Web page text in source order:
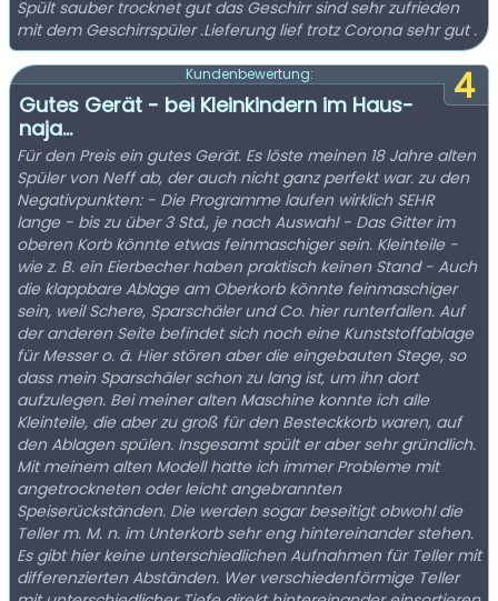
Spült sauber trocknet gut das Geschirr sind sehr zufrieden
mit dem Geschirrspüler .Lieferung lief trotz Corona sehr gut .
4
Kundenbewertung:
Gutes Gerät - bei Kleinkindern im Haus-
naja...
Für den Preis ein gutes Gerät. Es löste meinen 18 Jahre alten
Spüler von Neff ab, der auch nicht ganz perfekt war. zu den
Negativpunkten: - Die Programme laufen wirklich SEHR
lange - bis zu über 3 Std., je nach Auswahl - Das Gitter im
oberen Korb könnte etwas feinmaschiger sein. Kleinteile -
wie z. B. ein Eierbecher haben praktisch keinen Stand - Auch
die klappbare Ablage am Oberkorb könnte feinmaschiger
sein, weil Schere, Sparschäler und Co. hier runterfallen. Auf
der anderen Seite befindet sich noch eine Kunststoffablage
für Messer o. ä. Hier stören aber die eingebauten Stege, so
dass mein Sparschäler schon zu lang ist, um ihn dort
aufzulegen. Bei meiner alten Maschine konnte ich alle
Kleinteile, die aber zu groß für den Besteckkorb waren, auf
den Ablagen spülen. Insgesamt spült er aber sehr gründlich.
Mit meinem alten Modell hatte ich immer Probleme mit
angetrockneten oder leicht angebrannten
Speiserückständen. Die werden sogar beseitigt obwohl die
Teller m. M. n. im Unterkorb sehr eng hintereinander stehen.
Es gibt hier keine unterschiedlichen Aufnahmen für Teller mit
differenzierten Abständen. Wer verschiedenförmige Teller